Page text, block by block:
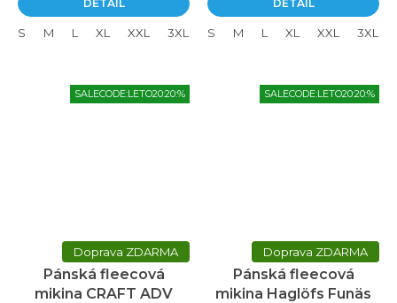
DETAIL
S M L XL XXL 3XL
DETAIL
S M L XL XXL 3XL
SALECODE:LETO20:20:%
ZDARMA
Pánská fleecová
mikina CRAFT ADV
SALECODE:LETO20:20:%
ZDARMA
Pánská fleecová
mikina Haglöfs Funäs